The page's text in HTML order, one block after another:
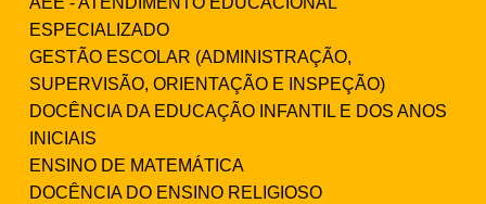
ESPECIALIZADO
GESTÃO ESCOLAR (ADMINISTRAÇÃO,
SUPERVISÃO, ORIENTAÇÃO E INSPEÇÃO)
DOCÊNCIA DA EDUCAÇÃO INFANTIL E DOS ANOS
INICIAIS
ENSINO DE MATEMÁTICA
DOCÊNCIA DO ENSINO RELIGIOSO